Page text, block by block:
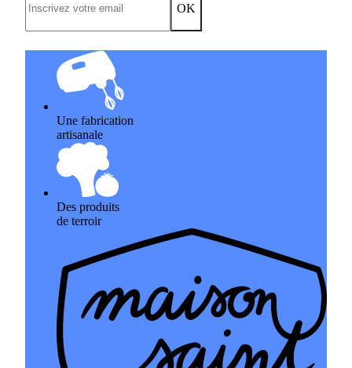
OK
Une fabrication
artisanale
Des produits
de terroir